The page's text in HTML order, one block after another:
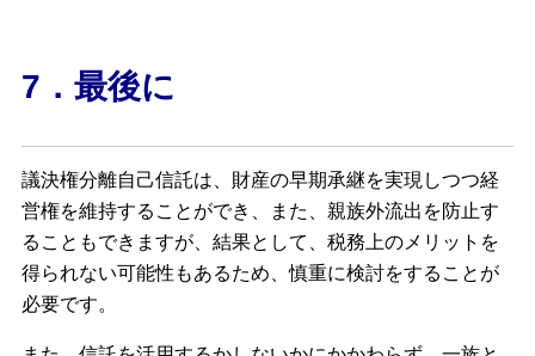
7．最後に
議決権分離自己信託は、財産の早期承継を実現しつつ経
営権を維持することができ、また、親族外流出を防止す
ることもできますが、結果として、税務上のメリットを
得られない可能性もあるため、慎重に検討をすることが
必要です。